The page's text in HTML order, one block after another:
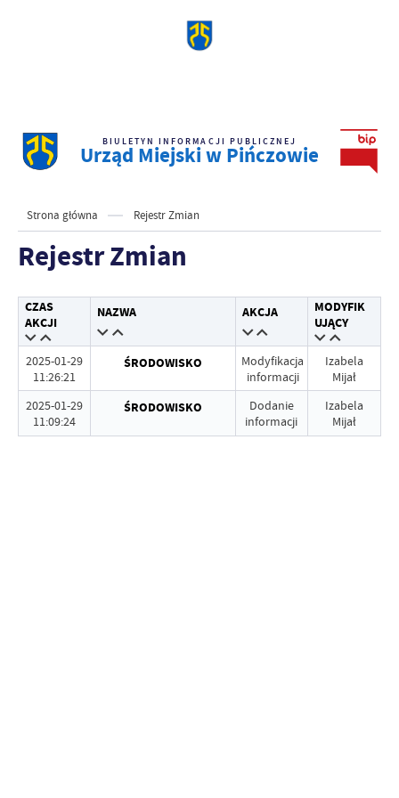
BIULETYN INFORMACJI PUBLICZNEJ
Urząd Miejski w Pińczowie
Strona główna Rejestr Zmian
Rejestr Zmian
CZAS
AKCJI
NAZWA AKCJA
MODYFIK
UJĄCY
2025-01-29
11:26:21
ŚRODOWISKO
Modyfikacja
informacji
Izabela
Mijał
2025-01-29
11:09:24
ŚRODOWISKO
Dodanie
informacji
Izabela
Mijał